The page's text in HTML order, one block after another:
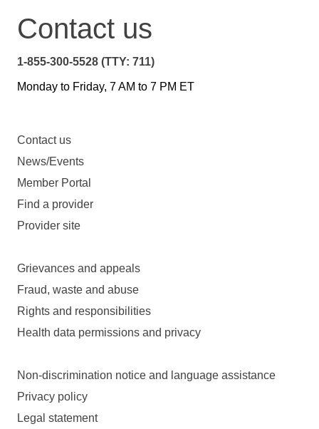
Contact us
1-855-300-5528 (TTY: 711)
Monday to Friday, 7 AM to 7 PM ET
Contact us
News/Events
Member Portal
Find a provider
Provider site
Grievances and appeals
Fraud, waste and abuse
Rights and responsibilities
Health data permissions and privacy
Non-discrimination notice and language assistance
Privacy policy
Legal statement